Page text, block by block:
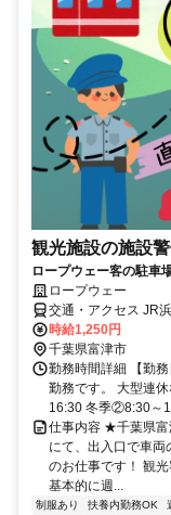
観光施設の施設
ロープウェー客の駐車
ロープウェー
交通・アクセス JR
時給1,250円
千葉県富津市
勤務時間詳細 【勤
勤務です。 大型連
16:30 冬季②8:30～
仕事内容 ★千葉県富
にて、出入口で車
のお仕事です！ 観
基本的に週...
制服あり 扶養内勤務OK